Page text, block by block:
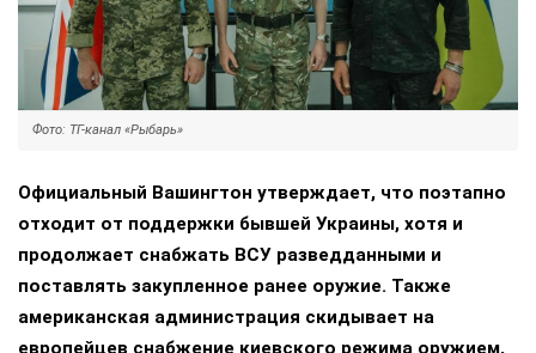
Фото: ТГ-канал «Рыбарь»
Официальный Вашингтон утверждает, что поэтапно
отходит от поддержки бывшей Украины, хотя и
продолжает снабжать ВСУ разведданными и
поставлять закупленное ранее оружие. Также
американская администрация скидывает на
европейцев снабжение киевского режима оружием,